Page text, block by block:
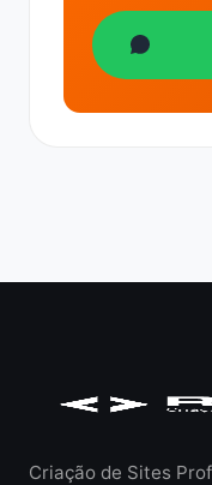
Criação de Sites